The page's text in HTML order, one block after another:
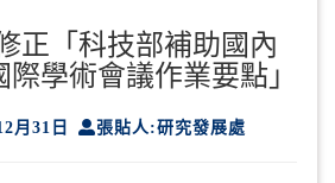
正「科技部補助國內
學術會議作業要點」
月31日 張貼人:研究發展處